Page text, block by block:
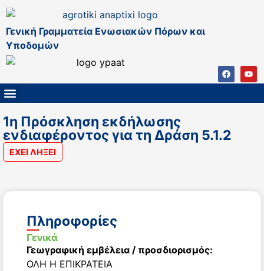
Γενική Γραμματεία Ενωσιακών Πόρων και
Υποδομών
1η Πρόσκληση εκδήλωσης
ενδιαφέροντος για τη Δράση 5.1.2
ΕΧΕΙ ΛΗΞΕΙ
Πληροφορίες
Γενικά
Γεωγραφική εμβέλεια / προσδιορισμός:
ΟΛΗ Η ΕΠΙΚΡΑΤΕΙΑ